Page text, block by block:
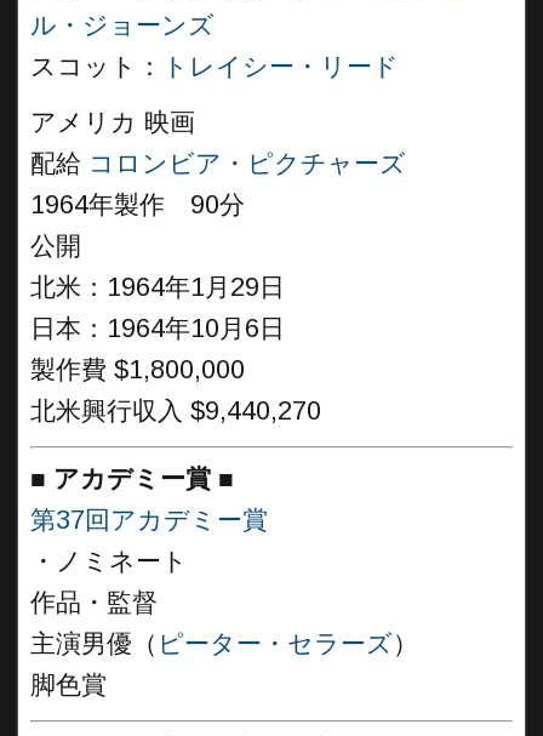
ル・ジョーンズ
スコット：
トレイシー・リード
アメリカ 映画
配給 コロンビア・ピクチャーズ
1964年製作 90分
公開
北米：1964年1月29日
日本：1964年10月6日
製作費 $1,800,000
北米興行収入 $9,440,270
■ アカデミー賞 ■
第37回アカデミー賞
・ノミネート
作品・監督
主演男優（ ピーター・セラーズ）
脚色賞